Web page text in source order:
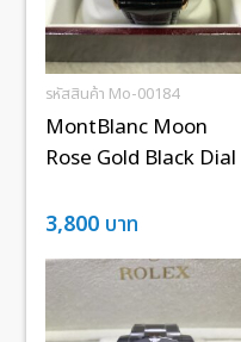
รหัสสินค้า Mo-00184
MontBlanc Moon
Rose Gold Black Dial
3,800 บาท